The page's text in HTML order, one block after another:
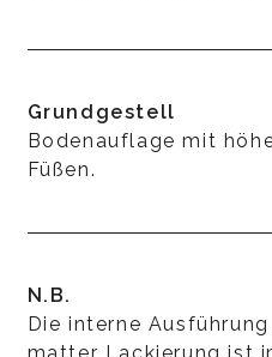
Grundgestell
Bodenauflage mit
Füßen.
N.B.
Die interne
matter Lackierung ist